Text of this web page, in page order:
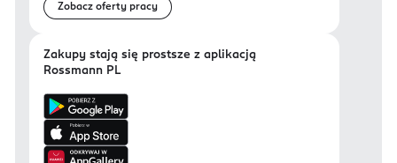
Zobacz oferty pracy
Zakupy stają się prostsze z aplikacją
Rossmann PL